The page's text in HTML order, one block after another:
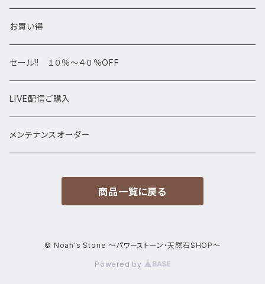
デザインブレス
高級・高品質ブレスレット
サイズ
13㎜以上
ポイント・タワー・タンブル
スフィア 丸玉
置物
原石・クラスター
お買い得
セール!! １０％～４０％OFF
LIVE配信ご購入
メンテナンスオーダー
商品一覧に戻る
© Noah's Stone ～パワーストーン・天然石SHOP～
Powered by